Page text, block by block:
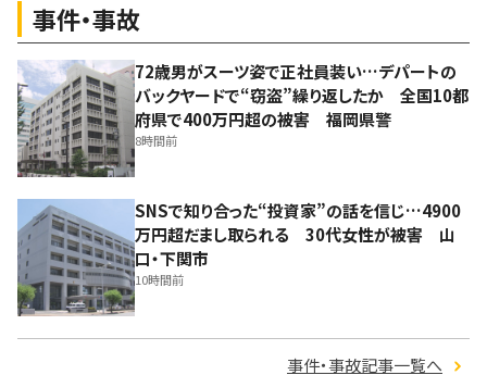
事件・事故
72歳男がスーツ姿で正社員装い…デパートの
バックヤードで“窃盗”繰り返したか 全国10都
府県で400万円超の被害 福岡県警
8時間前
SNSで知り合った“投資家”の話を信じ…4900
万円超だまし取られる 30代女性が被害 山
口・下関市
10時間前
事件・事故記事一覧へ